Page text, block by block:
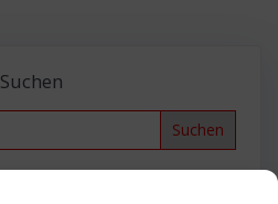
Suchen
Search